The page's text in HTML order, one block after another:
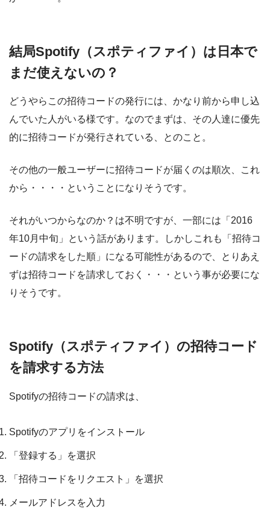
結局Spotify（スポティファイ）は日本で
まだ使えないの？
どうやらこの招待コードの発行には、かなり前から申し込
んでいた人がいる様です。なのでまずは、その人達に優先
的に招待コードが発行されている、とのこと。
その他の一般ユーザーに招待コードが届くのは順次、これ
から・・・・ということになりそうです。
それがいつからなのか？は不明ですが、一部には「2016
年10月中旬」という話があります。しかしこれも「招待コ
ードの請求をした順」になる可能性があるので、とりあえ
ずは招待コードを請求しておく・・・という事が必要にな
りそうです。
Spotify（スポティファイ）の招待コード
を請求する方法
Spotifyの招待コードの請求は、
Spotifyのアプリをインストール
「登録する」を選択
「招待コードをリクエスト」を選択
メールアドレスを入力